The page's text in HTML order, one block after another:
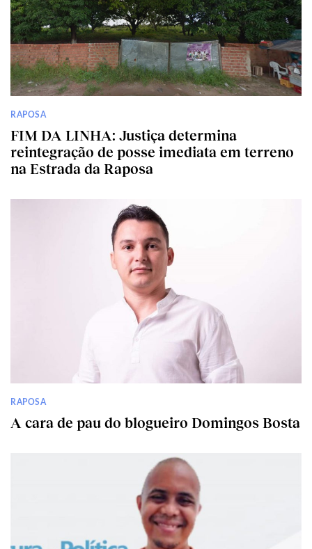
RAPOSA
FIM DA LINHA: Justiça determina
reintegração de posse imediata em terreno
na Estrada da Raposa
RAPOSA
A cara de pau do blogueiro Domingos Bosta